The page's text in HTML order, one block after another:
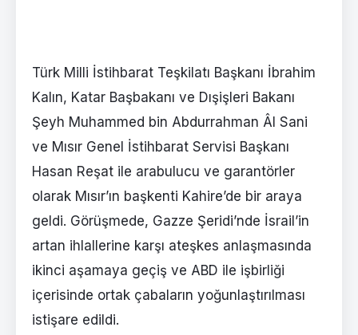
Türk Milli İstihbarat Teşkilatı Başkanı İbrahim
Kalın, Katar Başbakanı ve Dışişleri Bakanı
Şeyh Muhammed bin Abdurrahman Âl Sani
ve Mısır Genel İstihbarat Servisi Başkanı
Hasan Reşat ile arabulucu ve garantörler
olarak Mısır’ın başkenti Kahire’de bir araya
geldi. Görüşmede, Gazze Şeridi’nde İsrail’in
artan ihlallerine karşı ateşkes anlaşmasında
ikinci aşamaya geçiş ve ABD ile işbirliği
içerisinde ortak çabaların yoğunlaştırılması
istişare edildi.